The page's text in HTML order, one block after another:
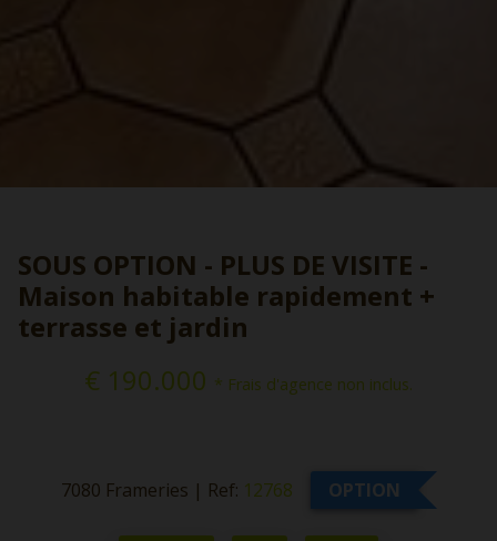
SOUS OPTION - PLUS DE VISITE -
Maison habitable rapidement +
terrasse et jardin
€ 190.000 * Frais d'agence non inclus.
7080 Frameries | Ref: 12768 OPTION